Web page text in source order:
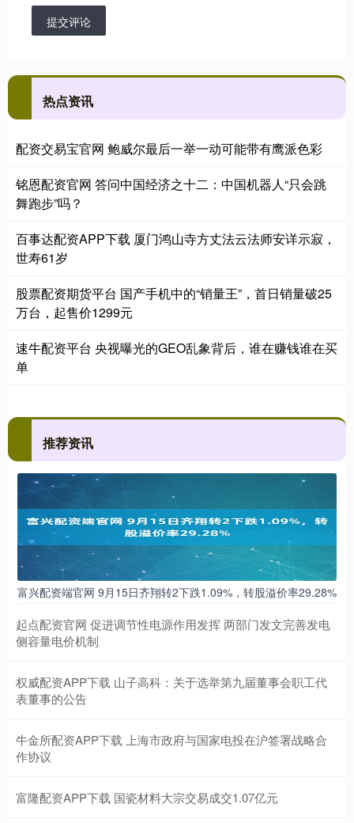
提交评论
热点资讯
配资交易宝官网 鲍威尔最后一举一动可能带有鹰派色彩
铭恩配资官网 答问中国经济之十二：中国机器人“只会跳
舞跑步”吗？
百事达配资APP下载 厦门鸿山寺方丈法云法师安详示寂，
世寿61岁
股票配资期货平台 国产手机中的“销量王”，首日销量破25
万台，起售价1299元
速牛配资平台 央视曝光的GEO乱象背后，谁在赚钱谁在买
单
推荐资讯
富兴配资端官网 9月15日齐翔转2下跌1.09%，转股溢价率29.28%
起点配资官网 促进调节性电源作用发挥 两部门发文完善发电
侧容量电价机制
权威配资APP下载 山子高科：关于选举第九届董事会职工代
表董事的公告
牛金所配资APP下载 上海市政府与国家电投在沪签署战略合
作协议
富隆配资APP下载 国瓷材料大宗交易成交1.07亿元